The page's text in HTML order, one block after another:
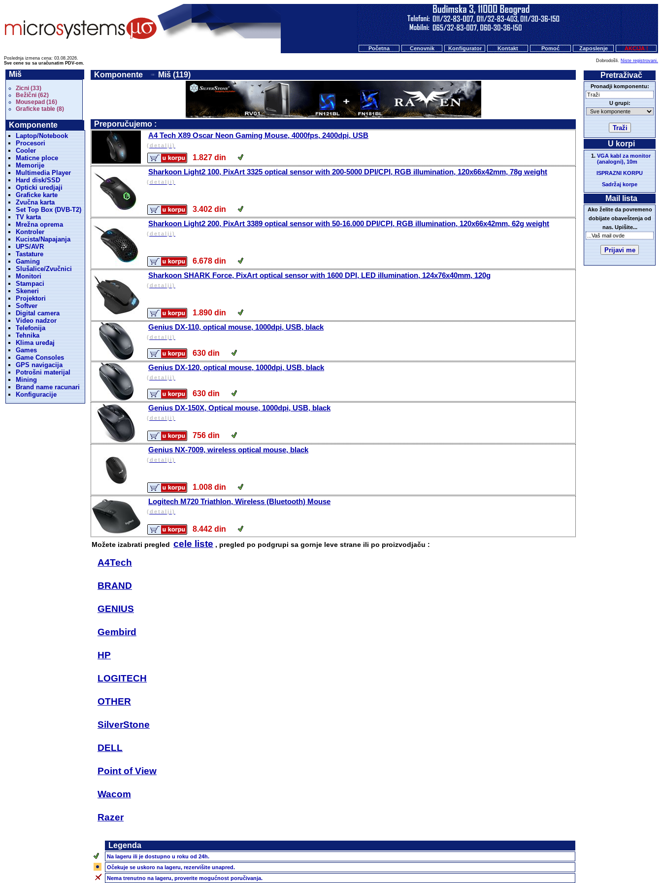
Početna Cenovnik Konfigurator Kontakt Pomoć Zaposlenje AKCIJA !
Poslednja izmena cena: 03.08.2026.
Sve cene su sa uračunatim PDV-om.
Dobrodošli. Niste registrovani.
Miš
Zicni (33)
Bežični (62)
Mousepad (16)
Graficke table (8)
Komponente
Laptop/Notebook
Procesori
Cooler
Maticne ploce
Memorije
Multimedia Player
Hard disk/SSD
Opticki uredjaji
Graficke karte
Zvučna karta
Set Top Box (DVB-T2)
TV karta
Mrežna oprema
Kontroler
Kucista/Napajanja
UPS/AVR
Tastature
Gaming
Slušalice/Zvučnici
Monitori
Stampaci
Skeneri
Projektori
Softver
Digital camera
Video nadzor
Telefonija
Tehnika
Klima uređaj
Games
Game Consoles
GPS navigacija
Potrošni materijal
Mining
Brand name racunari
Konfiguracije
Komponente Miš (119)
Preporučujemo :
A4 Tech X89 Oscar Neon Gaming Mouse, 4000fps, 2400dpi, USB
(detalji)
1.827 din
Sharkoon Light2 100, PixArt 3325 optical sensor with 200-5000 DPI/CPI, RGB illumination, 120x66x42mm, 78g weight
(detalji)
3.402 din
Sharkoon Light2 200, PixArt 3389 optical sensor with 50-16.000 DPI/CPI, RGB illumination, 120x66x42mm, 62g weight
(detalji)
6.678 din
Sharkoon SHARK Force, PixArt optical sensor with 1600 DPI, LED illumination, 124x76x40mm, 120g
(detalji)
1.890 din
Genius DX-110, optical mouse, 1000dpi, USB, black
(detalji)
630 din
Genius DX-120, optical mouse, 1000dpi, USB, black
(detalji)
630 din
Genius DX-150X, Optical mouse, 1000dpi, USB, black
(detalji)
756 din
Genius NX-7009, wireless optical mouse, black
(detalji)
1.008 din
Logitech M720 Triathlon, Wireless (Bluetooth) Mouse
(detalji)
8.442 din
Možete izabrati pregled cele liste , pregled po podgrupi sa gornje leve strane ili po proizvodjaču :
A4Tech
BRAND
GENIUS
Gembird
HP
LOGITECH
OTHER
SilverStone
DELL
Point of View
Wacom
Razer
Legenda
Na lageru ili je dostupno u roku od 24h.
Očekuje se uskoro na lageru, rezervišite unapred.
Nema trenutno na lageru, proverite mogućnost poručivanja.
Pretraživač
Pronadji komponentu:
U grupi:
U korpi
VGA kabl za monitor
(analogni), 10m
ISPRAZNI KORPU
Sadržaj korpe
Mail lista
Ako želite da povremeno
dobijate obaveštenja od
nas. Upišite...